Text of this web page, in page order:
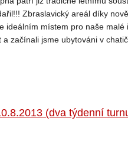
Zbraslavický areál díky
ideálním místem pro naše
začínali jsme ubytováni v
(dva týdenní